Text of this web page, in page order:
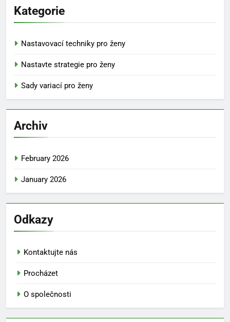
Kategorie
Nastavovací techniky pro ženy
Nastavte strategie pro ženy
Sady variací pro ženy
Archiv
February 2026
January 2026
Odkazy
Kontaktujte nás
Procházet
O společnosti